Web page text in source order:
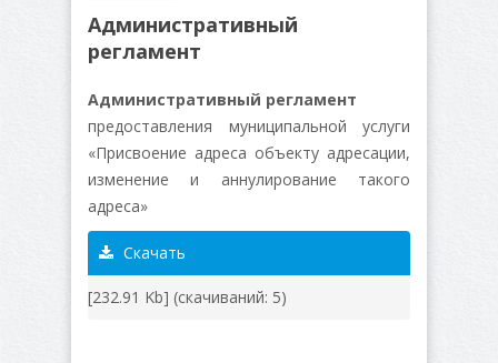
Административный
регламент
Административный регламент
предоставления муниципальной услуги
«Присвоение адреса объекту адресации,
изменение и аннулирование такого
адреса»
Скачать
[232.91 Kb] (cкачиваний: 5)